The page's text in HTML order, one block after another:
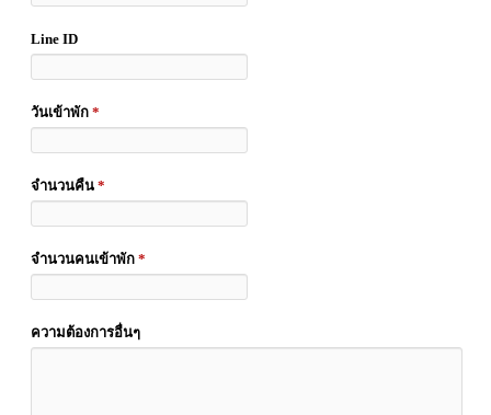
Line ID
วันเข้าพัก *
จำนวนคืน *
จำนวนคนเข้าพัก *
ความต้องการอื่นๆ